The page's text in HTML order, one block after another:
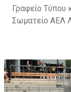
Γραφείο Τύπου
Σωματείο ΑΕΛ